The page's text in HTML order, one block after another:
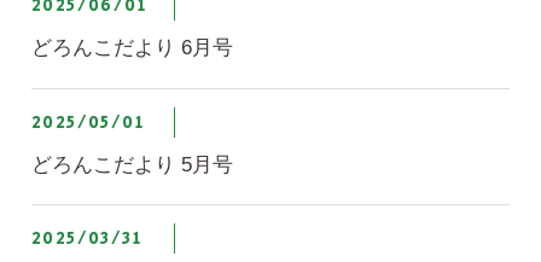
2025/06/01
どろんこだより 6月号
2025/05/01
どろんこだより 5月号
2025/03/31